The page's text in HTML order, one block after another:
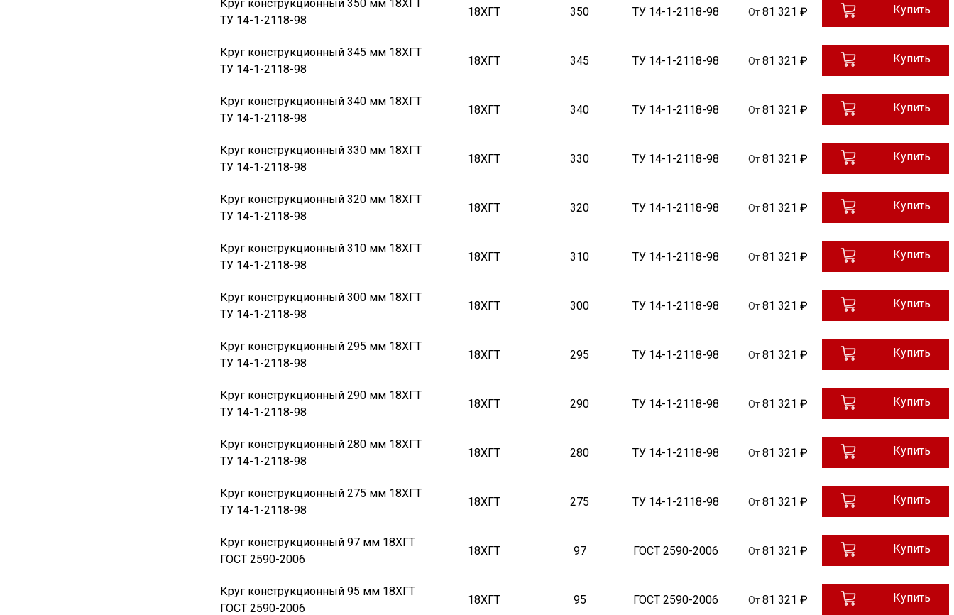
Круг конструкционный 350 мм 18ХГТ
ТУ 14-1-2118-98
18ХГТ 350 ТУ 14-1-2118-98 От81 321 ₽ Купить
Круг конструкционный 345 мм 18ХГТ
ТУ 14-1-2118-98
18ХГТ 345 ТУ 14-1-2118-98 От81 321 ₽ Купить
Круг конструкционный 340 мм 18ХГТ
ТУ 14-1-2118-98
18ХГТ 340 ТУ 14-1-2118-98 От81 321 ₽ Купить
Круг конструкционный 330 мм 18ХГТ
ТУ 14-1-2118-98
18ХГТ 330 ТУ 14-1-2118-98 От81 321 ₽ Купить
Круг конструкционный 320 мм 18ХГТ
ТУ 14-1-2118-98
18ХГТ 320 ТУ 14-1-2118-98 От81 321 ₽ Купить
Круг конструкционный 310 мм 18ХГТ
ТУ 14-1-2118-98
18ХГТ 310 ТУ 14-1-2118-98 От81 321 ₽ Купить
Круг конструкционный 300 мм 18ХГТ
ТУ 14-1-2118-98
18ХГТ 300 ТУ 14-1-2118-98 От81 321 ₽ Купить
Круг конструкционный 295 мм 18ХГТ
ТУ 14-1-2118-98
18ХГТ 295 ТУ 14-1-2118-98 От81 321 ₽ Купить
Круг конструкционный 290 мм 18ХГТ
ТУ 14-1-2118-98
18ХГТ 290 ТУ 14-1-2118-98 От81 321 ₽ Купить
Круг конструкционный 280 мм 18ХГТ
ТУ 14-1-2118-98
18ХГТ 280 ТУ 14-1-2118-98 От81 321 ₽ Купить
Круг конструкционный 275 мм 18ХГТ
ТУ 14-1-2118-98
18ХГТ 275 ТУ 14-1-2118-98 От81 321 ₽ Купить
Круг конструкционный 97 мм 18ХГТ
ГОСТ 2590-2006
18ХГТ 97 ГОСТ 2590-2006 От81 321 ₽ Купить
Круг конструкционный 95 мм 18ХГТ
ГОСТ 2590-2006
18ХГТ 95 ГОСТ 2590-2006 От81 321 ₽ Купить